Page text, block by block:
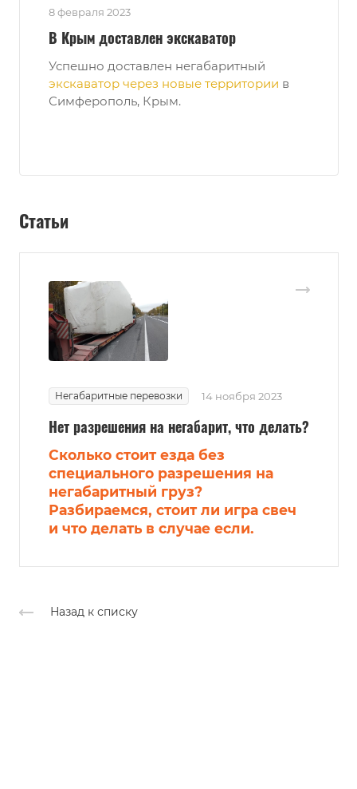
8 февраля 2023
В Крым доставлен экскаватор
Успешно доставлен негабаритный
экскаватор через новые территории в
Симферополь, Крым.
Статьи
Негабаритные перевозки 14 ноября 2023
Нет разрешения на негабарит, что делать?
Сколько стоит езда без
специального разрешения на
негабаритный груз?
Разбираемся, стоит ли игра свеч
и что делать в случае если.
Назад к списку